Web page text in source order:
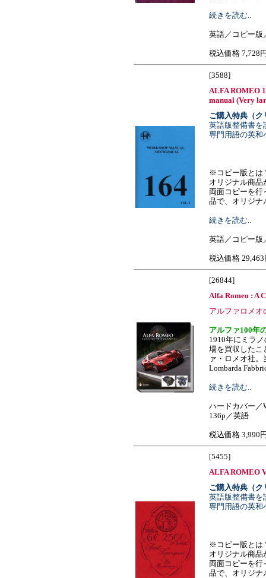
続きを読む..
英語／コピー版
税込価格 7,728
[3588]
ALFA ROMEO
manual (Very
ご購入特典（ク
英語版整備書を
専門用語の英和
※コピー版とは
オリジナル商品
両面コピーを行
品で、オリジナ
続きを読む..
英語／コピー版
税込価格 29,463
[26844]
Alfa Romeo : A
アルファロメオ
アルファ100年
1910年にミラ
場を買収したこ
ァ・ロメオ社。
Lombarda
続きを読む..
ハードカバー／
136p／英語
税込価格 3,990
[5455]
ALFA ROMEO
ご購入特典（ク
英語版整備書を
専門用語の英和
※コピー版とは
オリジナル商品
両面コピーを行
品で、オリジナ